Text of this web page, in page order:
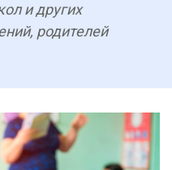
и других
родителей